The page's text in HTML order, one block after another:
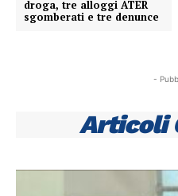
droga, tre alloggi ATER
sgomberati e tre denunce
-
Articoli